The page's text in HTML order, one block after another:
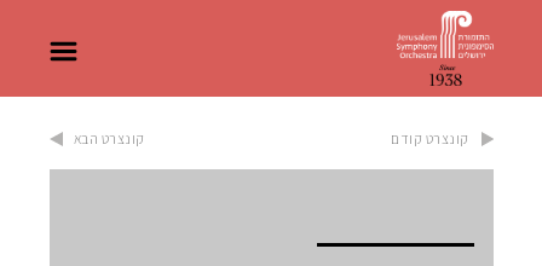
קונצרט קודם קונצרט הבא